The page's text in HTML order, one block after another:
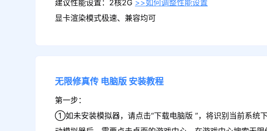
建议性能设置：2核2G >>如何调整性能设置
显卡渲染模式极速、兼容均可
无限修真传 电脑版 安装教程
第一步：
①如未安装模拟器，请点击“下载电脑版 ”，将识别当前系统